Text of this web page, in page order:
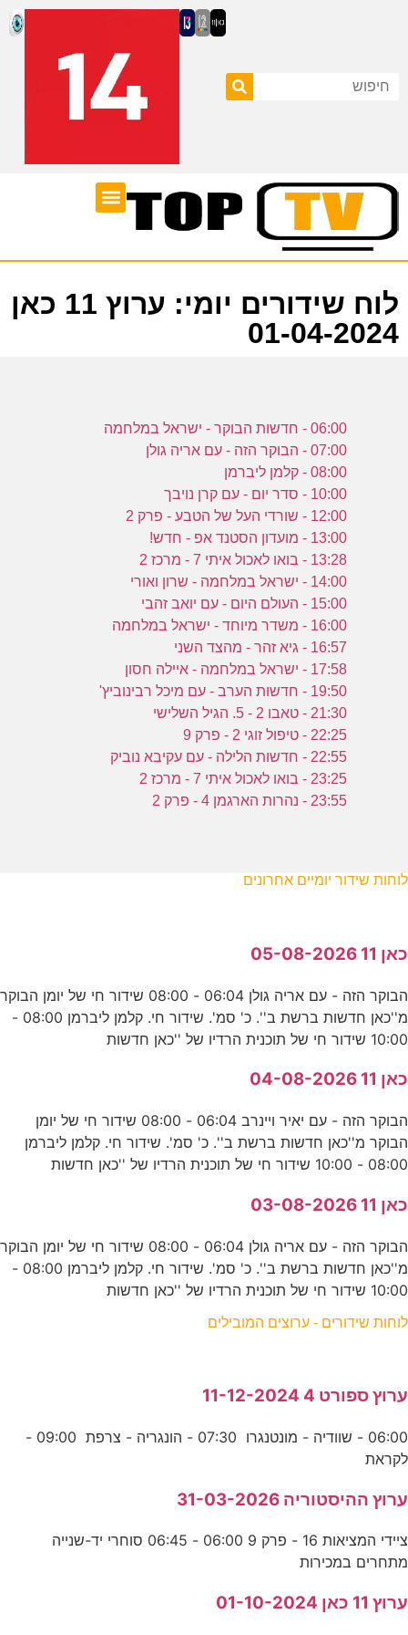
לוח שידורים יומי: ערוץ 11 כאן
01-04-2024
06:00 - חדשות הבוקר - ישראל במלחמה
07:00 - הבוקר הזה - עם אריה גולן
08:00 - קלמן ליברמן
10:00 - סדר יום - עם קרן נויבך
12:00 - שורדי העל של הטבע - פרק 2
13:00 - מועדון הסטנד אפ - חדש!
13:28 - בואו לאכול איתי 7 - מרכז 2
14:00 - ישראל במלחמה - שרון ואורי
15:00 - העולם היום - עם יואב זהבי
16:00 - משדר מיוחד - ישראל במלחמה
16:57 - גיא זהר - מהצד השני
17:58 - ישראל במלחמה - איילה חסון
19:50 - חדשות הערב - עם מיכל רבינוביץ'
21:30 - טאבו 2 - 5. הגיל השלישי
22:25 - טיפול זוגי 2 - פרק 9
22:55 - חדשות הלילה - עם עקיבא נוביק
23:25 - בואו לאכול איתי 7 - מרכז 2
23:55 - נהרות הארגמן 4 - פרק 2
לוחות שידור יומיים אחרונים
כאן 11 05-08-2026
הבוקר הזה - עם אריה גולן 06:04 - 08:00 שידור חי של יומן הבוקר
מ''כאן חדשות ברשת ב''. כ' סמ'. שידור חי. קלמן ליברמן 08:00 -
10:00 שידור חי של תוכנית הרדיו של ''כאן חדשות
כאן 11 04-08-2026
הבוקר הזה - עם יאיר ויינרב 06:04 - 08:00 שידור חי של יומן
הבוקר מ''כאן חדשות ברשת ב''. כ' סמ'. שידור חי. קלמן ליברמן
08:00 - 10:00 שידור חי של תוכנית הרדיו של ''כאן חדשות
כאן 11 03-08-2026
הבוקר הזה - עם אריה גולן 06:04 - 08:00 שידור חי של יומן הבוקר
מ''כאן חדשות ברשת ב''. כ' סמ'. שידור חי. קלמן ליברמן 08:00 -
10:00 שידור חי של תוכנית הרדיו של ''כאן חדשות
לוחות שידורים - ערוצים המובילים
ערוץ ספורט 4 11-12-2024
06:00 - שוודיה - מונטנגרו 07:30 - הונגריה - צרפת 09:00 -
לקראת
ערוץ ההיסטוריה 31-03-2026
ציידי המציאות 16 - פרק 9 06:00 - 06:45 סוחרי יד-שנייה
מתחרים במכירות
ערוץ 11 כאן 01-10-2024